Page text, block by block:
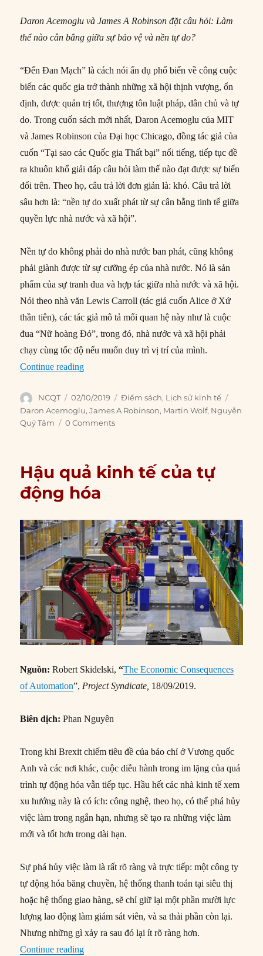
Daron Acemoglu và James A Robinson đặt câu hỏi: Làm
thế nào cân bằng giữa sự bảo vệ và nền tự do?
“Đến Đan Mạch” là cách nói ẩn dụ phổ biến về công cuộc
biến các quốc gia trở thành những xã hội thịnh vượng, ổn
định, được quản trị tốt, thượng tôn luật pháp, dân chủ và tự
do. Trong cuốn sách mới nhất, Daron Acemoglu của MIT
và James Robinson của Đại học Chicago, đồng tác giả của
cuốn “Tại sao các Quốc gia Thất bại” nổi tiếng, tiếp tục đề
ra khuôn khổ giải đáp câu hỏi làm thế nào đạt được sự biến
đổi trên. Theo họ, câu trả lời đơn giản là: khó. Câu trả lời
sâu hơn là: “nền tự do xuất phát từ sự cân bằng tinh tế giữa
quyền lực nhà nước và xã hội”.
Nền tự do không phải do nhà nước ban phát, cũng không
phải giành được từ sự cưỡng ép của nhà nước. Nó là sản
phẩm của sự tranh đua và hợp tác giữa nhà nước và xã hội.
Nói theo nhà văn Lewis Carroll (tác giả cuốn Alice ở Xứ
thần tiên), các tác giả mô tả mối quan hệ này như là cuộc
đua “Nữ hoàng Đỏ”, trong đó, nhà nước và xã hội phải
chạy cùng tốc độ nếu muốn duy trì vị trí của mình.
Continue reading“Lối đi hẹp: Ranh giới mong manh giữa
Author
NCQT
Posted
on
02/10/2019 Categories
Điểm sách, Lịch sử kinh tế
Daron Acemoglu,James A Robinson, Martin Wolf, Nguyễn
Quý Tâm
0 Comments
Hậu quả kinh tế của tự
động hóa
Nguồn:Robert Skidelski, “The Economic Consequences
of Automation”,Project Syndicate, 18/09/2019.
Biên dịch:Phan Nguyên
Trong khi Brexit chiếm tiêu đề của báo chí ở Vương quốc
Anh và các nơi khác, cuộc diễu hành trong im lặng của quá
trình tự động hóa vẫn tiếp tục. Hầu hết các nhà kinh tế xem
xu hướng này là có ích: công nghệ, theo họ, có thể phá hủy
việc làm trong ngắn hạn, nhưng sẽ tạo ra những việc làm
mới và tốt hơn trong dài hạn.
Sự phá hủy việc làm là rất rõ ràng và trực tiếp: một công ty
tự động hóa băng chuyền, hệ thống thanh toán tại siêu thị
hoặc hệ thống giao hàng, sẽ chỉ giữ lại một phần mười lực
lượng lao động làm giám sát viên, và sa thải phần còn lại.
Nhưng những gì xảy ra sau đó lại ít rõ ràng hơn.
Continue reading“Hậu quả kinh tế của tự động hóa”